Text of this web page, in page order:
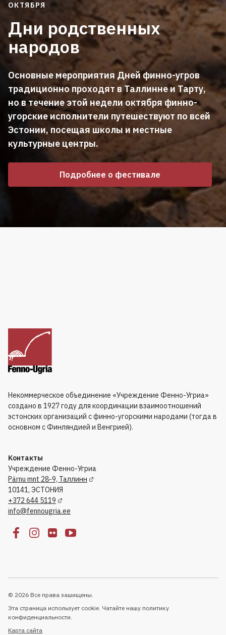
ОКТЯБРЯ
Дни родственных
народов
Основные мероприятия Дней финно-угров
традиционно проходят в Таллинне и Тарту,
но в течение этой недели октября финно-
угорские исполнители путешествуют по всей
Эстонии, посещая школы и местные
культурные центры.
Подробнее о фестивале
Некоммерческое объединение «Учреждение Фенно-Угриа»
создано в 1927 году для координации взаимоотношений
эстонских организаций с финно-угорскими народами (тогда в
основном с Финляндией и Венгрией).
Kонтакты
Учреждение Фенно-Угриа
Pärnu mnt 28-9, Таллинн
10141, ЭСТОНИЯ
+372 644 5119
info@fennougria.ee
© 2026 Все права зашищены.
Эта страница использует cookie. Чатайте нашу политику
конфиденциальности.
Kарта сайта